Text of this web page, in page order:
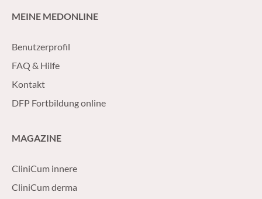
MEINE MEDONLINE
Benutzerprofil
FAQ & Hilfe
Kontakt
DFP Fortbildung online
MAGAZINE
CliniCum innere
CliniCum derma